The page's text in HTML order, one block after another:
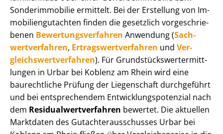
Sonderimmobilie ermittelt. Bei der Erstellung von Im­
mo­bi­li­en­gut­ach­ten finden die gesetzlich vor­ge­schrie­
be­nen Be­wer­tungs­ver­fah­ren Anwendung (Sach­
wert­ver­fah­ren, Er­trags­wert­ver­fah­ren und Ver­
gleichs­wert­ver­fah­ren). Für Grund­stücks­wert­ermitt­
lun­gen in Urbar bei Koblenz am Rhein wird eine
baurechtliche Prüfung der Liegenschaft durchgeführt
und bei entsprechendem Ent­wick­lungs­po­ten­zi­al nach
dem Re­si­du­al­wert­ver­fah­ren bewertet. Die aktuellen
Marktdaten des Gut­ach­ter­aus­schus­ses Urbar bei